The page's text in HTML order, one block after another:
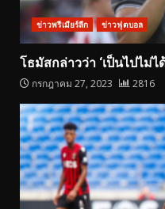
ข่าวพรีเมียร์ลีก ข่าวฟุตบอล
โธมัสกล่าวว่า ‘เป็นไปไม่
กรกฎาคม 27, 2023 2816